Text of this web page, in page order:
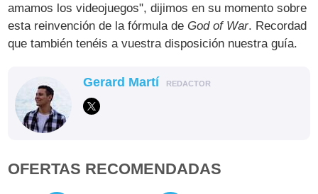
amamos los videojuegos", dijimos en su momento sobre
esta reinvención de la fórmula deGod of War. Recordad
que también tenéis a vuestra disposición nuestra guía.
Gerard Martí REDACTOR
OFERTAS RECOMENDADAS